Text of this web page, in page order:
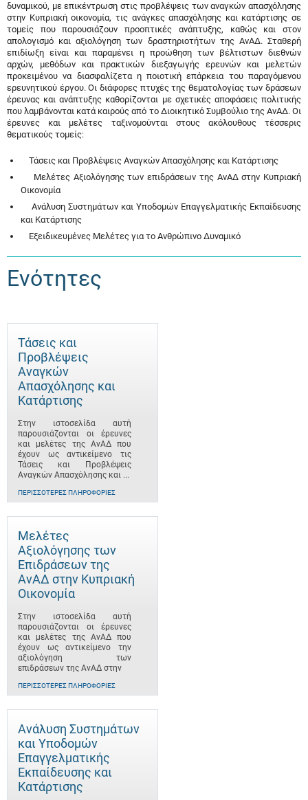
δυναμικού, με επικέντρωση στις προβλέψεις των αναγκών απασχόλησης
στην Κυπριακή οικονομία, τις ανάγκες απασχόλησης και κατάρτισης σε
τομείς που παρουσιάζουν προοπτικές ανάπτυξης, καθώς και στον
απολογισμό και αξιολόγηση των δραστηριοτήτων της ΑνΑΔ. Σταθερή
επιδίωξη είναι και παραμένει η προώθηση των βέλτιστων διεθνών
αρχών, μεθόδων και πρακτικών διεξαγωγής ερευνών και μελετών
προκειμένου να διασφαλίζετα η ποιοτική επάρκεια του παραγόμενου
ερευνητικού έργου. Οι διάφορες πτυχές της θεματολογίας των δράσεων
έρευνας και ανάπτυξης καθορίζονται με σχετικές αποφάσεις πολιτικής
που λαμβάνονται κατά καιρούς από το Διοικητικό Συμβούλιο της ΑνΑΔ. Οι
έρευνες και μελέτες ταξινομούνται στους ακόλουθους τέσσερις
θεματικούς τομείς:
Τάσεις και Προβλέψεις Αναγκών Απασχόλησης και Κατάρτισης
Μελέτες Αξιολόγησης των επιδράσεων της ΑνΑΔ στην Κυπριακή
Οικονομία
Ανάλυση Συστημάτων και Υποδομών Επαγγελματικής Εκπαίδευσης
και Κατάρτισης
Εξειδικευμένες Μελέτες για το Ανθρώπινο Δυναμικό
Ενότητες
Τάσεις και
Προβλέψεις
Αναγκών
Απασχόλησης και
Κατάρτισης
Στην ιστοσελίδα αυτή
παρουσιάζονται οι έρευνες
και μελέτες της ΑνΑΔ που
έχουν ως αντικείμενο τις
Τάσεις και Προβλέψεις
Αναγκών Απασχόλησης και ...
ΠΕΡΙΣΣΌΤΕΡΕΣ ΠΛΗΡΟΦΟΡΊΕΣ
Μελέτες
Αξιολόγησης των
Επιδράσεων της
ΑνΑΔ στην Κυπριακή
Οικονομία
Στην ιστοσελίδα αυτή
παρουσιάζονται οι έρευνες
και μελέτες της ΑνΑΔ που
έχουν ως αντικείμενο την
αξιολόγηση των
επιδράσεων της ΑνΑΔ στην
ΠΕΡΙΣΣΌΤΕΡΕΣ ΠΛΗΡΟΦΟΡΊΕΣ
Ανάλυση Συστημάτων
και Υποδομών
Επαγγελματικής
Εκπαίδευσης και
Κατάρτισης